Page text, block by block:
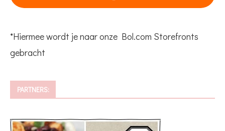
*Hiermee wordt je naar onze Bol.com Storefronts
gebracht
PARTNERS: